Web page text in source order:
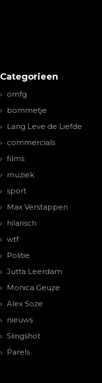
Categorieen
omfg
bommetje
Lang Leve de Liefde
commercials
films
muziek
sport
Max Verstappen
hilarisch
wtf
Politie
Jutta Leerdam
Monica Geuze
Alex Soze
nieuws
Slingshot
Parels